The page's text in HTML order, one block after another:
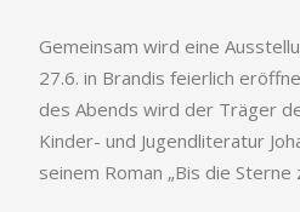
Gemeinsam wird eine
27.6. in Brandis feierlich
des Abends wird der Träger
Kinder- und Jugendliteratur
seinem Roman „Bis die Sterne